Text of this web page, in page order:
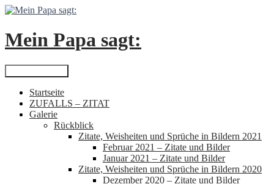
Zum
springen
Mein Papa sagt:
Suchen
Startseite
ZUFALLS – ZITAT
Galerie
Rückblick
Zitate, Weisheiten und Sprüche in Bildern 2021
Februar 2021 – Zitate und Bilder
Januar 2021 – Zitate und Bilder
Zitate, Weisheiten und Sprüche in Bildern 2020
Dezember 2020 – Zitate und Bilder